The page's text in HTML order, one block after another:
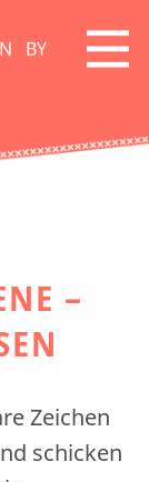
BY
–
Zeichen
schicken